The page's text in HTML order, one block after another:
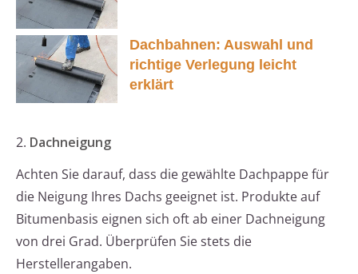
Dachbahnen: Auswahl und
richtige Verlegung leicht
erklärt
2. Dachneigung
Achten Sie darauf, dass die gewählte Dachpappe für
die Neigung Ihres Dachs geeignet ist. Produkte auf
Bitumenbasis eignen sich oft ab einer Dachneigung
von drei Grad. Überprüfen Sie stets die
Herstellerangaben.